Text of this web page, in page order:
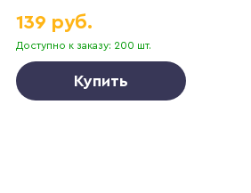
Доступно к заказу: 200 шт.
139 руб.
Купить